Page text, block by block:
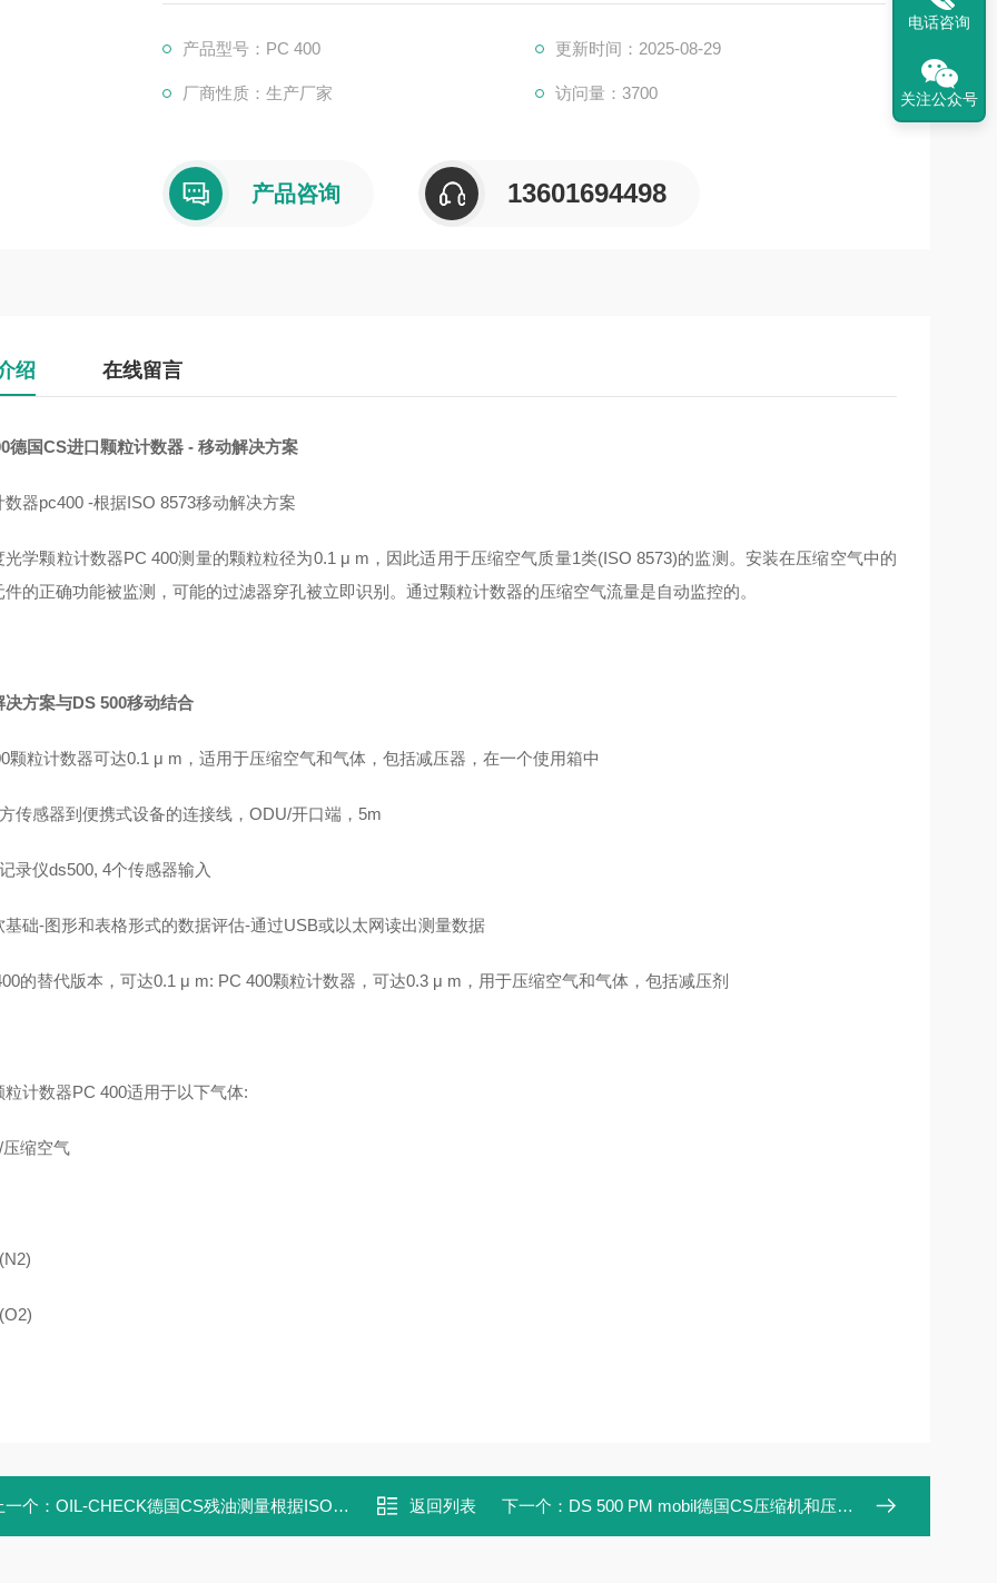
产品型号：PC 400 更新时间：2025-08-29
厂商性质：生产厂家 访问量：3700
产品咨询 13601694498
绍 在线留言
德国CS进口颗粒计数器 - 移动解决方案
数器pc400 -根据ISO 8573移动解决方案
光学颗粒计数器PC 400测量的颗粒粒径为0.1 μ m，因此适用于压缩空气质量1类(ISO 8573)的监测。安装在压缩空气中的
件的正确功能被监测，可能的过滤器穿孔被立即识别。通过颗粒计数器的压缩空气流量是自动监控的。
决方案与DS 500移动结合
颗粒计数器可达0.1 μ m，适用于压缩空气和气体，包括减压器，在一个使用箱中
传感器到便携式设备的连接线，ODU/开口端，5m
录仪ds500, 4个传感器输入
基础-图形和表格形式的数据评估-通过USB或以太网读出测量数据
的替代版本，可达0.1 μ m: PC 400颗粒计数器，可达0.3 μ m，用于压缩空气和气体，包括减压剂
粒计数器PC 400适用于以下气体:
压缩空气
一个： OIL-CHECK德国CS残油测量根据ISO8573-移动解决方案 返回列表 下一个： DS 500 PM mobil德国CS压缩机和压缩空气便携式分析记录仪
电话咨询
关注公众号